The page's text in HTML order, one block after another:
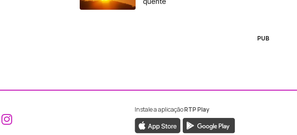
PUB
Aceder ao Facebook da RTP Madeira
Aceder ao Instagram da RTP Madeira
Instale a aplicaçãoRTP Play